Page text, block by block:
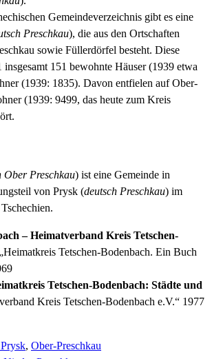
Gemeindeverzeichnis gibt es eine
Preschkau), die aus den Ortschaften
sowie Füllerdörfel besteht. Diese
insgesamt 151 bewohnte Häuser (1939 etwa
(1939: 1835). Davon entfielen auf Ober-
(1939: 9499, das heute zum Kreis
Ober Preschkau) ist eine Gemeinde in
von Prysk (deutsch Preschkau) im
– Heimatverband Kreis Tetschen-
Tetschen-Bodenbach. Ein Buch
Tetschen-Bodenbach: Städte und
Kreis Tetschen-Bodenbach e.V.“ 1977
, Ober-Preschkau